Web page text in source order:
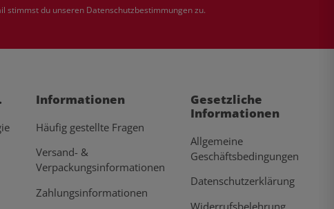
stimmst du unseren Datenschutzbestimmungenzu.
Informationen
Häufig gestellte Fragen
Versand- &
Verpackungsinformationen
Zahlungsinformationen
Gesetzliche
Informationen
Allgemeine
Geschäftsbedingungen
Datenschutzerklärung
Widerrufsbelehrung